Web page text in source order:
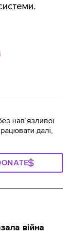
навʼязливої
далі,
війна